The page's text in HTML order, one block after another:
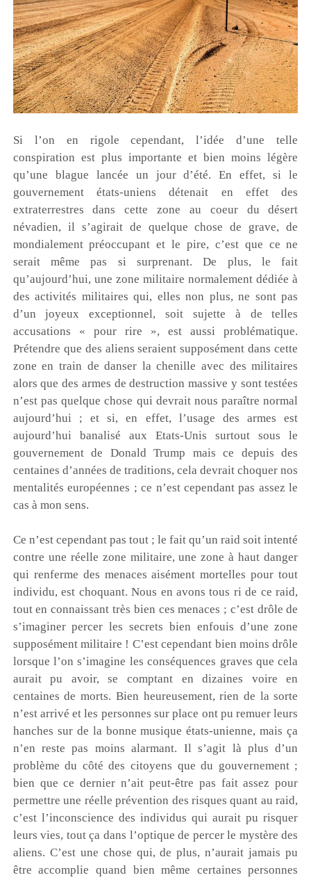
Si l’on en rigole cependant, l’idée d’une telle
conspiration est plus importante et bien moins légère
qu’une blague lancée un jour d’été. En effet, si le
gouvernement états-uniens détenait en effet des
extraterrestres dans cette zone au coeur du désert
névadien, il s’agirait de quelque chose de grave, de
mondialement préoccupant et le pire, c’est que ce ne
serait même pas si surprenant. De plus, le fait
qu’aujourd’hui, une zone militaire normalement dédiée à
des activités militaires qui, elles non plus, ne sont pas
d’un joyeux exceptionnel, soit sujette à de telles
accusations « pour rire », est aussi problématique.
Prétendre que des aliens seraient supposément dans cette
zone en train de danser la chenille avec des militaires
alors que des armes de destruction massive y sont testées
n’est pas quelque chose qui devrait nous paraître normal
aujourd’hui ; et si, en effet, l’usage des armes est
aujourd’hui banalisé aux Etats-Unis surtout sous le
gouvernement de Donald Trump mais ce depuis des
centaines d’années de traditions, cela devrait choquer nos
mentalités européennes ; ce n’est cependant pas assez le
cas à mon sens.
Ce n’est cependant pas tout ; le fait qu’un raid soit intenté
contre une réelle zone militaire, une zone à haut danger
qui renferme des menaces aisément mortelles pour tout
individu, est choquant. Nous en avons tous ri de ce raid,
tout en connaissant très bien ces menaces ; c’est drôle de
s’imaginer percer les secrets bien enfouis d’une zone
supposément militaire ! C’est cependant bien moins drôle
lorsque l’on s’imagine les conséquences graves que cela
aurait pu avoir,se comptant en dizaines voire en
centaines de morts. Bien heureusement, rien de la sorte
n’est arrivé et les personnes sur place ont pu remuer leurs
hanches sur de la bonne musique états-unienne, mais ça
n’en reste pas moins alarmant. Il s’agit là plus d’un
problème du côté des citoyens que du gouvernement ;
bien que ce dernier n’ait peut-être pas fait assez pour
permettre une réelle prévention des risques quant au raid,
c’est l’inconscience des individus qui aurait pu risquer
leurs vies, tout ça dans l’optique de percer le mystère des
aliens. C’est une chose qui, de plus, n’aurait jamais pu
être accomplie quand bien même certaines personnes